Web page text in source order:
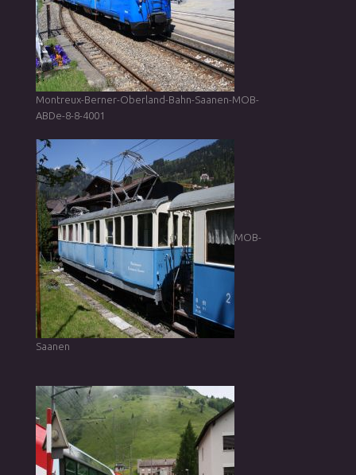
Montreux-Berner-Oberland-Bahn-Saanen-MOB-
ABDe-8-8-4001
MOB-
Saanen